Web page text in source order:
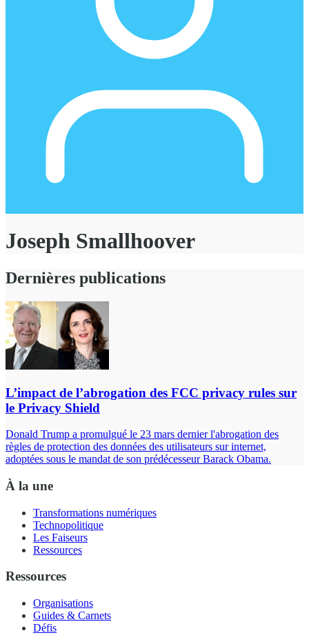
Joseph Smallhoover
Dernières publications
L’impact de l’abrogation des FCC privacy rules sur
le Privacy Shield
Donald Trump a promulgué le 23 mars dernier l'abrogation des
règles de protection des données des utilisateurs sur internet,
adoptées sous le mandat de son prédécesseur Barack Obama.
À la une
Transformations numériques
Technopolitique
Les Faiseurs
Ressources
Ressources
Organisations
Guides & Carnets
Défis